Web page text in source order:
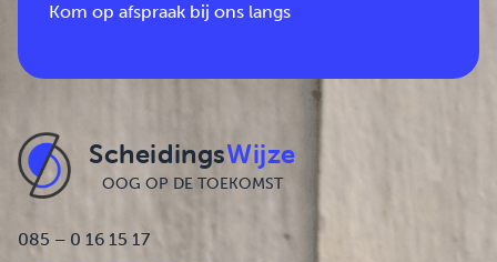
Kom op afspraak bij ons langs
ScheidingsWijze
OOG OP DE TOEKOMST
085 – 0 16 15 17